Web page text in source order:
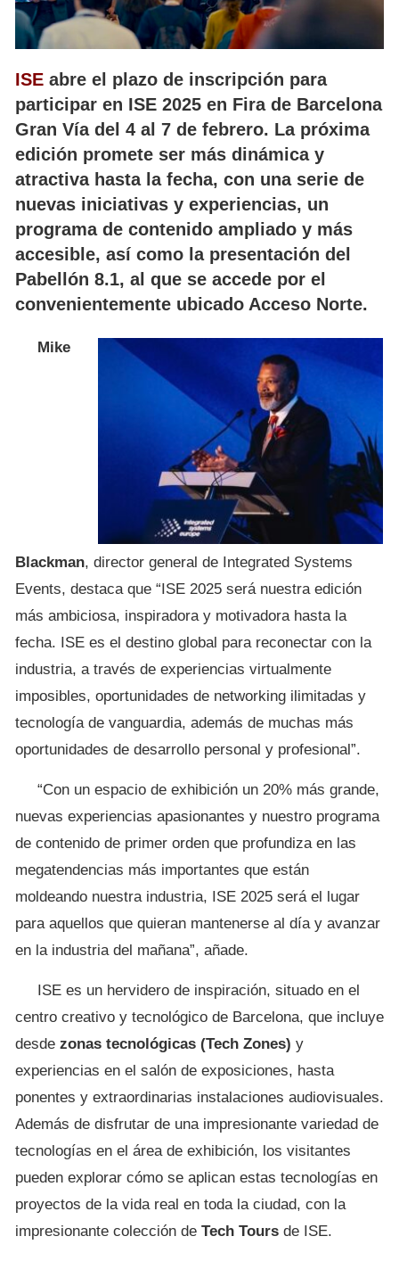
ISE abre el plazo de inscripción para
participar en ISE 2025 en Fira de Barcelona
Gran Vía del 4 al 7 de febrero. La próxima
edición promete ser más dinámica y
atractiva hasta la fecha, con una serie de
nuevas iniciativas y experiencias, un
programa de contenido ampliado y más
accesible, así como la presentación del
Pabellón 8.1, al que se accede por el
convenientemente ubicado Acceso Norte.
Mike
Blackman, director general de Integrated Systems
Events, destaca que “ISE 2025 será nuestra edición
más ambiciosa, inspiradora y motivadora hasta la
fecha. ISE es el destino global para reconectar con la
industria, a través de experiencias virtualmente
imposibles, oportunidades de networking ilimitadas y
tecnología de vanguardia, además de muchas más
oportunidades de desarrollo personal y profesional”.
“Con un espacio de exhibición un 20% más grande,
nuevas experiencias apasionantes y nuestro programa
de contenido de primer orden que profundiza en las
megatendencias más importantes que están
moldeando nuestra industria, ISE 2025 será el lugar
para aquellos que quieran mantenerse al día y avanzar
en la industria del mañana”, añade.
ISE es un hervidero de inspiración, situado en el
centro creativo y tecnológico de Barcelona, que incluye
desde zonas tecnológicas (Tech Zones) y
experiencias en el salón de exposiciones, hasta
ponentes y extraordinarias instalaciones audiovisuales.
Además de disfrutar de una impresionante variedad de
tecnologías en el área de exhibición, los visitantes
pueden explorar cómo se aplican estas tecnologías en
proyectos de la vida real en toda la ciudad, con la
impresionante colección de Tech Tours de ISE.